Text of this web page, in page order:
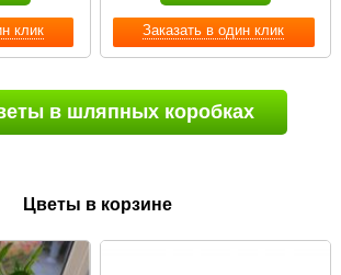
клик Заказать в один клик
в шляпных коробках
Цветы в корзине